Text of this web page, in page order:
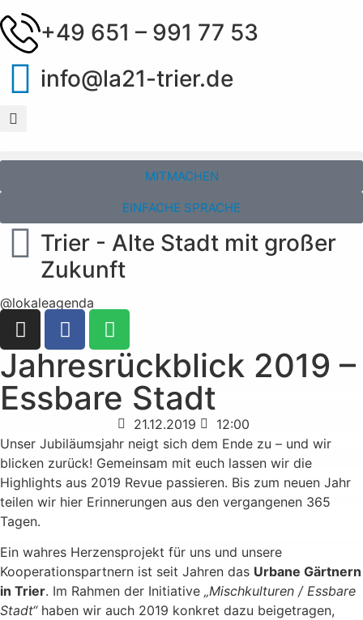
+49 651 – 991 77 53
info@la21-trier.de
MITMACHEN
EINFACHE SPRACHE
Trier - Alte Stadt mit großer
Zukunft
@lokaleagenda
Jahresrückblick 2019 –
Essbare Stadt
21.12.2019
12:00
Unser Jubiläumsjahr neigt sich dem Ende zu – und wir
blicken zurück! Gemeinsam mit euch lassen wir die
Highlights aus 2019 Revue passieren. Bis zum neuen Jahr
teilen wir hier Erinnerungen aus den vergangenen 365
Tagen.
Ein wahres Herzensprojekt für uns und unsere
Kooperationspartnern ist seit Jahren das Urbane Gärtnern
in Trier. Im Rahmen der Initiative „Mischkulturen / Essbare
Stadt“haben wir auch 2019 konkret dazu beigetragen,